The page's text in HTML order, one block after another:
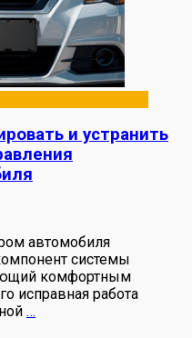
и устранить
автомобиля
системы
комфортным
исправная работа
…